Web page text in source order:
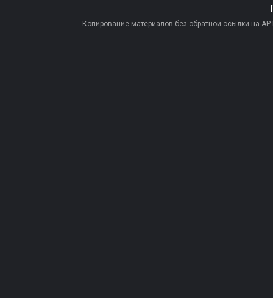
Копирование материалов без обратной ссылки на